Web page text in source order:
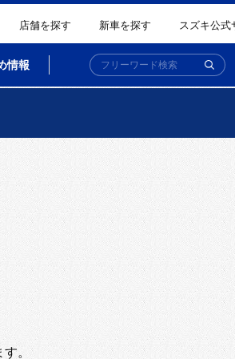
店舗を探す 新車を探す スズキ公式
情報
す。